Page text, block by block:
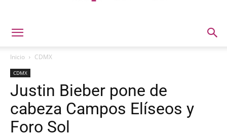
Inicio CDMX
CDMX
Justin Bieber pone de
cabeza Campos Elíseos y
Foro Sol